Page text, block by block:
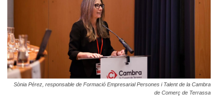
Sònia Pérez, responsable de Formació Empresarial Persones i Talent de la Cambra
de Comerç de Terrassa